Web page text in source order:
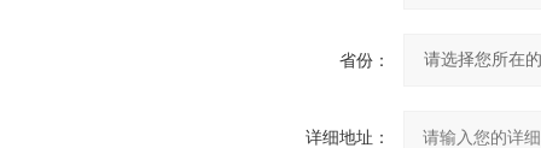
省份：
详细地址：